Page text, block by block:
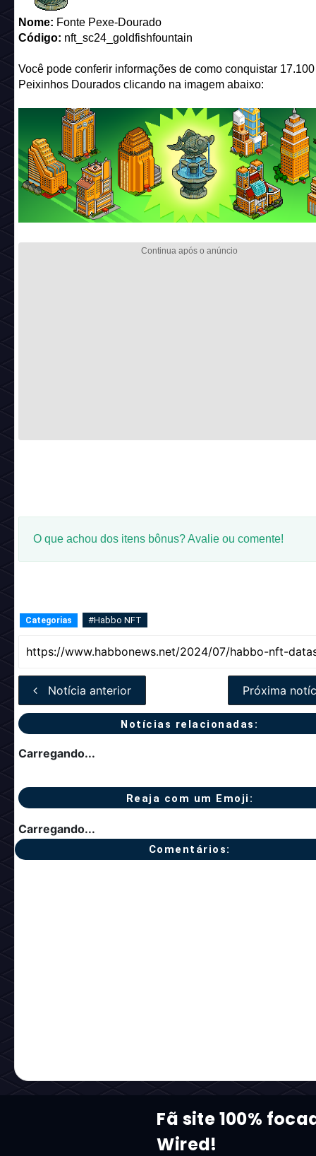
Nome: Fonte Pexe-Dourado
Código: nft_sc24_goldfishfountain
Você pode conferir informações de como conquistar 17.100
Peixinhos Dourados clicando na imagem abaixo:
O que achou dos itens bônus? Avalie ou comente!
Categorias #Habbo NFT
Notícia anterior Próxima
Notícias relacionadas:
Carregando...
Reaja com um Emoji:
Carregando...
Comentários:
Fã site 100%
Wired!